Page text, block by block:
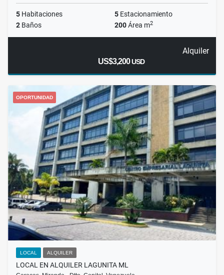
5 Habitaciones 5 Estacionamiento
2 Baños 200Área m2
Alquiler
US$3,200USD
OPORTUNIDAD
LOCAL ALQUILER
LOCAL EN ALQUILER LAGUNITA ML